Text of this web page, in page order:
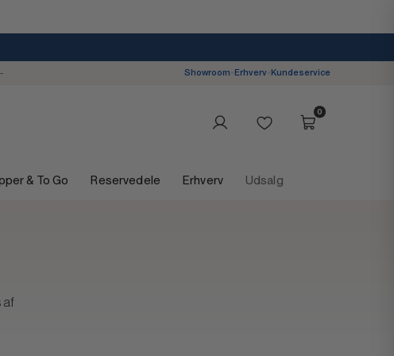
Showroom Erhverv Kundeservice
0
& To Go Reservedele Erhverv Udsalg
af